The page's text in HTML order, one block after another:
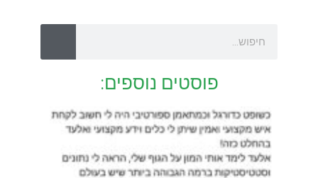
פוסטים נוספים: